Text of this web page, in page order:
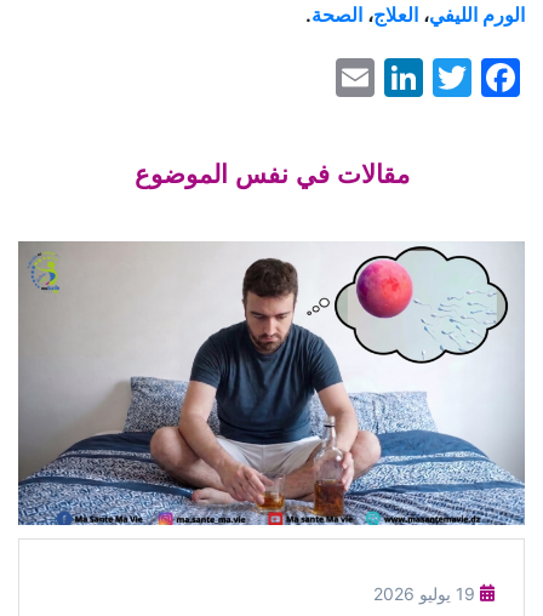
الورم الليفي، العلاج، الصحة.
Facebook
Twitter
LinkedIn
مقالات في نفس الموضوع
19 يوليو 2026